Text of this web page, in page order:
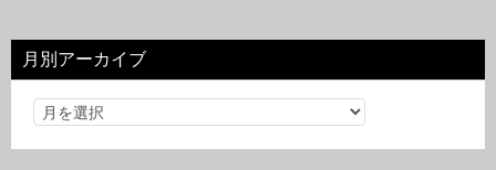
リ
ー
月別アーカイブ